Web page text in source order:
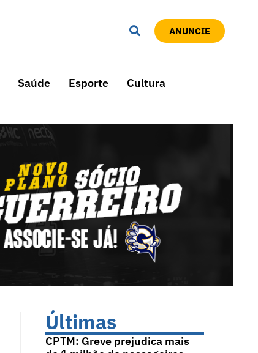
ANUNCIE
Saúde Esporte Cultura
Últimas
CPTM: Greve prejudica mais